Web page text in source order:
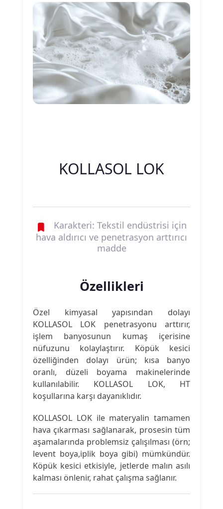
KOLLASOL LOK
Karakteri: Tekstil endüstrisi için
hava aldırıcı ve penetrasyon arttırıcı
madde
Özellikleri
Özel kimyasal yapısından dolayı
KOLLASOL LOK penetrasyonu arttırır,
işlem banyosunun kumaş içerisine
nüfuzunu kolaylaştırır. Köpük kesici
özelliğinden dolayı ürün; kısa banyo
oranlı, düzeli boyama makinelerinde
kullanılabilir. KOLLASOL LOK, HT
koşullarına karşı dayanıklıdır.
KOLLASOL LOK ile materyalin tamamen
hava çıkarması sağlanarak, prosesin tüm
aşamalarında problemsiz çalışılması (örn;
levent boya,iplik boya gibi) mümkündür.
Köpük kesici etkisiyle, jetlerde malın asılı
kalması önlenir, rahat çalışma sağlanır.